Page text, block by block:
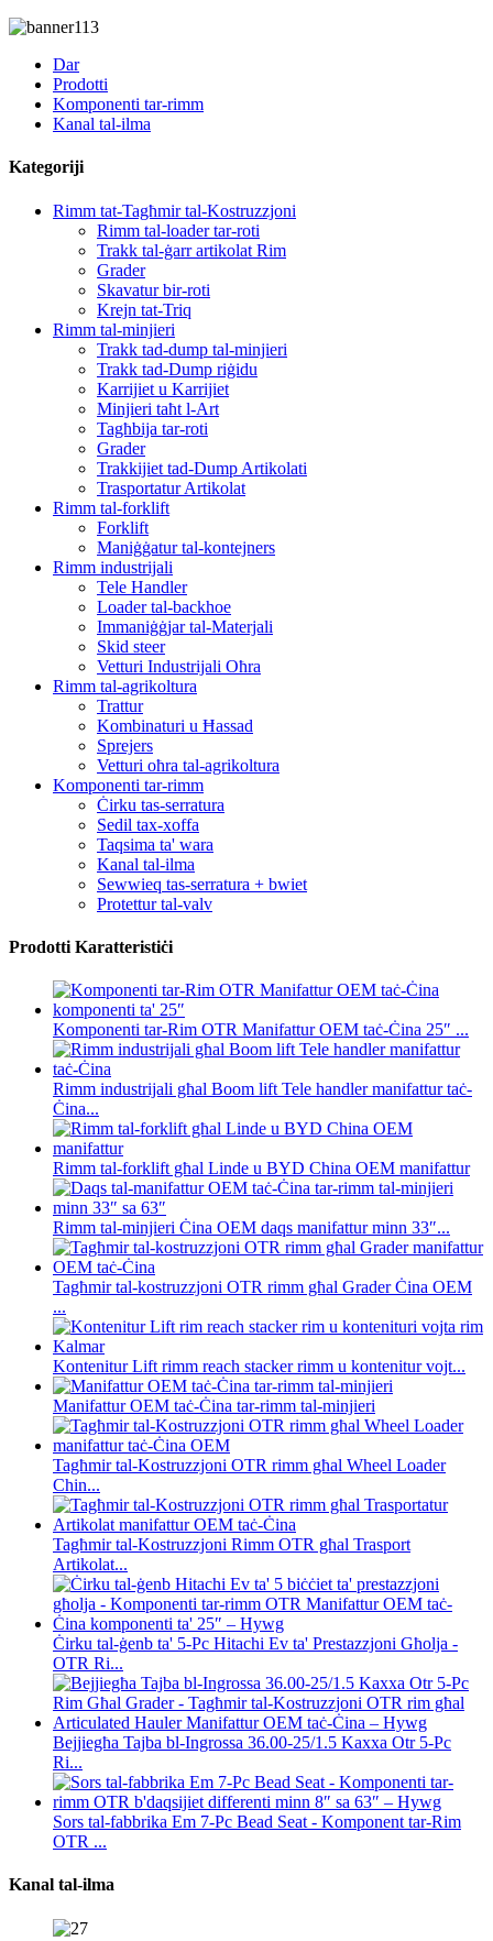
Dar
Prodotti
Komponenti tar-rimm
Kanal tal-ilma
Kategoriji
Rimm tat-Tagħmir tal-Kostruzzjoni
Rimm tal-loader tar-roti
Trakk tal-ġarr artikolat Rim
Grader
Skavatur bir-roti
Krejn tat-Triq
Rimm tal-minjieri
Trakk tad-dump tal-minjieri
Trakk tad-Dump riġidu
Karrijiet u Karrijiet
Minjieri taħt l-Art
Tagħbija tar-roti
Grader
Trakkijiet tad-Dump Artikolati
Trasportatur Artikolat
Rimm tal-forklift
Forklift
Maniġġatur tal-kontejners
Rimm industrijali
Tele Handler
Loader tal-backhoe
Immaniġġjar tal-Materjali
Skid steer
Vetturi Industrijali Oħra
Rimm tal-agrikoltura
Trattur
Kombinaturi u Ħassad
Sprejers
Vetturi oħra tal-agrikoltura
Komponenti tar-rimm
Ċirku tas-serratura
Sedil tax-xoffa
Taqsima ta' wara
Kanal tal-ilma
Sewwieq tas-serratura + bwiet
Protettur tal-valv
Prodotti Karatteristiċi
Komponenti tar-Rim OTR Manifattur OEM taċ-Ċina 25″ ...
Rimm industrijali għal Boom lift Tele handler manifattur taċ-
Ċina...
Rimm tal-forklift għal Linde u BYD China OEM manifattur
Rimm tal-minjieri Ċina OEM daqs manifattur minn 33″...
Tagħmir tal-kostruzzjoni OTR rimm għal Grader Ċina OEM
...
Kontenitur Lift rimm reach stacker rimm u kontenitur vojt...
Manifattur OEM taċ-Ċina tar-rimm tal-minjieri
Tagħmir tal-Kostruzzjoni OTR rimm għal Wheel Loader
Chin...
Tagħmir tal-Kostruzzjoni Rimm OTR għal Trasport
Artikolat...
Ċirku tal-ġenb ta' 5-Pc Hitachi Ev ta' Prestazzjoni Għolja -
OTR Ri...
Bejjiegħa Tajba bl-Ingrossa 36.00-25/1.5 Kaxxa Otr 5-Pc
Ri...
Sors tal-fabbrika Em 7-Pc Bead Seat - Komponent tar-Rim
OTR ...
Kanal tal-ilma